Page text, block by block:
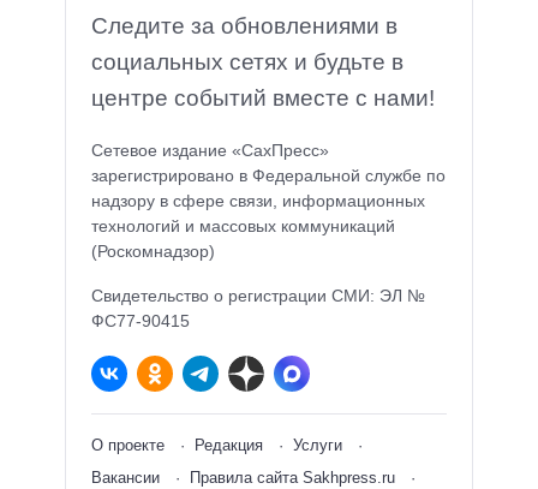
Следите за обновлениями в
социальных сетях и будьте в
центре событий вместе с нами!
Сетевое издание «СахПресс»
зарегистрировано в Федеральной службе по
надзору в сфере связи, информационных
технологий и массовых коммуникаций
(Роскомнадзор)
Свидетельство о регистрации СМИ: ЭЛ №
ФС77-90415
О проекте Редакция
Услуги
Вакансии
Правила сайта Sakhpress.ru